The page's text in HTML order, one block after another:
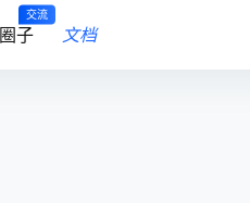
圈子
交流
文档